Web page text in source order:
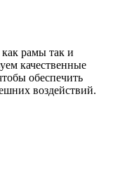
рамы так и
качественные
обеспечить
воздействий.